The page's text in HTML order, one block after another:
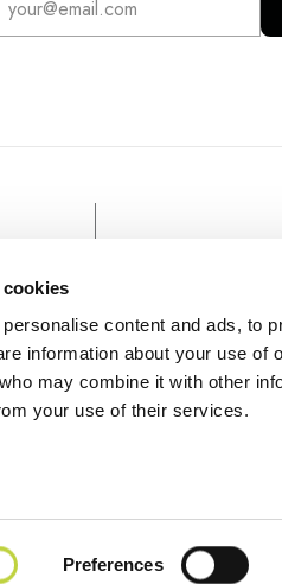
content and ads, to
information about your use of
may combine it with other
your use of their services.
Preferences
Croatia camping and mobile